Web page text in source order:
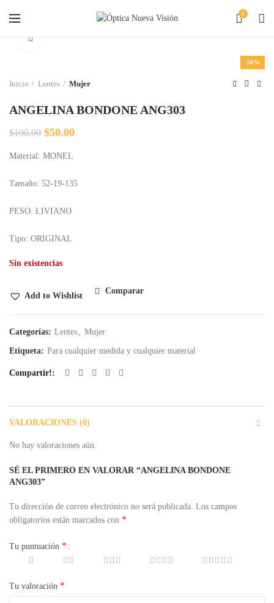
0
-50%
Inicio Lentes Mujer
ANGELINA BONDONE ANG303
$100.00 El
original
$100.00.
$50.00El
$50.00.
Material: MONEL
Tamaño: 52-19-135
PESO: LIVIANO
Tipo: ORIGINAL
Sin existencias
Add to Wishlist
Comparar
Categorías: Lentes , Mujer
Etiqueta: Para cualquier medida y cualquier material
Compartir!
VALORACIONES (0)
No hay valoraciones aún.
SÉ EL PRIMERO EN VALORAR “ANGELINA BONDONE
ANG303”
Tu dirección de correo electrónico no será publicada. Los campos
obligatorios están marcados con *
Tu puntuación *
Tu valoración *